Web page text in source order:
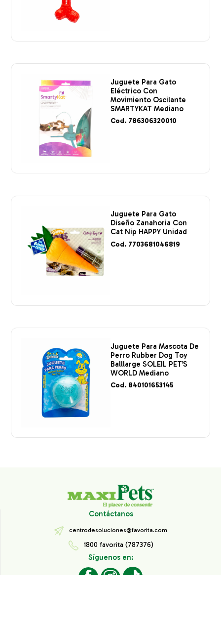
Juguete Para Gato
Eléctrico Con
Movimiento Oscilante
SMARTYKAT Mediano
Cod. 786306320010
Juguete Para Gato
Diseño Zanahoria Con
Cat Nip HAPPY Unidad
Cod. 7703681046819
Juguete Para Mascota De
Perro Rubber Dog Toy
Balllarge SOLEIL PET’S
WORLD Mediano
Cod. 840101653145
Contáctanos
centrodesoluciones@favorita.com
1800 favorita (787376)
Síguenos en: